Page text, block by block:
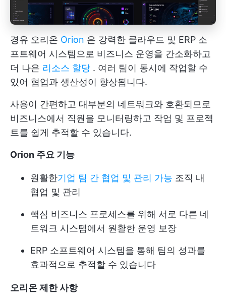
경유 오리온 Orion 은 강력한 클라우드 및 ERP 소
프트웨어 시스템으로 비즈니스 운영을 간소화하고
더 나은 리소스 할당 . 여러 팀이 동시에 작업할 수
있어 협업과 생산성이 향상됩니다.
사용이 간편하고 대부분의 네트워크와 호환되므로
비즈니스에서 직원을 모니터링하고 작업 및 프로젝
트를 쉽게 추적할 수 있습니다.
Orion 주요 기능
원활한기업 팀 간 협업 및 관리 가능 조직 내
협업 및 관리
핵심 비즈니스 프로세스를 위해 서로 다른 네
트워크 시스템에서 원활한 운영 보장
ERP 소프트웨어 시스템을 통해 팀의 성과를
효과적으로 추적할 수 있습니다
오리온 제한 사항